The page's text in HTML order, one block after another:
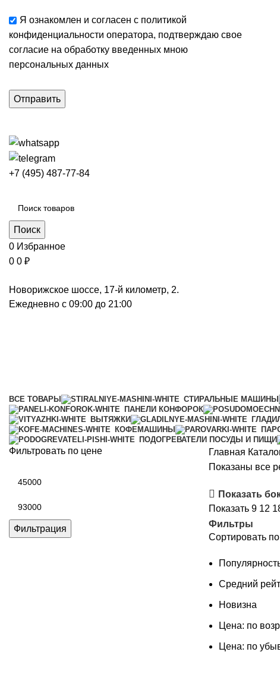
Я ознакомлен и согласен с политикой
конфиденциальности оператора, подтверждаю свое
согласие на обработку введенных мною
персональных данных
+7 (495) 487-77-84
Поиск
0 Избранное
0 0 ₽
Новорижское шоссе, 17-й километр, 2.
Ежедневно с 09:00 до 21:00
ВСЕ ТОВАРЫ СТИРАЛЬНЫЕ МАШИНЫ
ПАНЕЛИ КОНФОРОК
ВЫТЯЖКИ
КОФЕМАШИНЫ
ПОДОГРЕВАТЕЛИ ПОСУДЫ И ПИЩИ
Фильтровать по цене
Фильтрация
Главная
Показаны все
Показать
Показать 9 12
Фильтры
Сортировать по
Средний
Новизна
Цена: по
Цена: по